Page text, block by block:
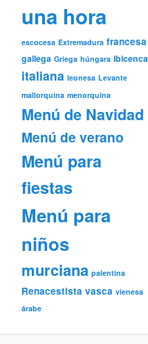
una hora
escocesa Extremadura francesa
gallega Griega húngara ibicenca
italiana leonesa Levante
mallorquina menorquina
Menú de Navidad
Menú de verano
Menú para
fiestas
Menú para
niños
murciana palentina
Renacestista vasca vienesa
árabe